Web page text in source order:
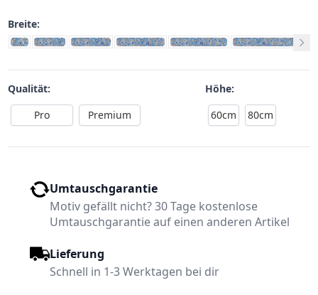
Breite:
Qualität:
Pro
Premium
Höhe:
60cm
80cm
Umtauschgarantie
Motiv gefällt nicht? 30 Tage kostenlose
Umtauschgarantie auf einen anderen Artikel
Lieferung
Schnell in 1-3 Werktagen bei dir